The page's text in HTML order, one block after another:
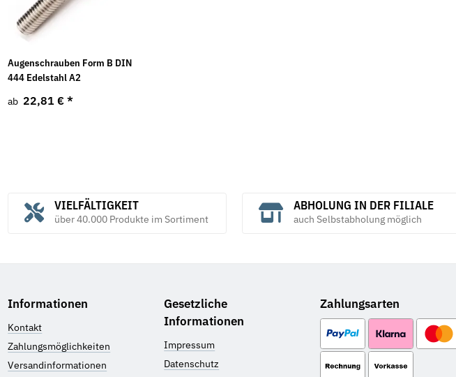
Augenschrauben Form B DIN
444 Edelstahl A2
ab 22,81 € *
VIELFÄLTIGKEIT
über 40.000 Produkte im Sortiment
ABHOLUNG IN DER FILIALE
auch Selbstabholung möglich
Informationen
Kontakt
Zahlungsmöglichkeiten
Versandinformationen
Gesetzliche
Informationen
Impressum
Datenschutz
Zahlungsarten